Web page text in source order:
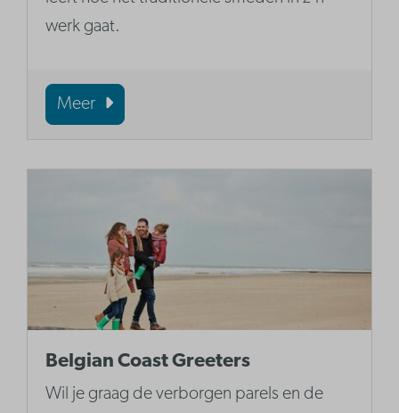
werk gaat.
Meer
Belgian Coast Greeters
Wil je graag de verborgen parels en de